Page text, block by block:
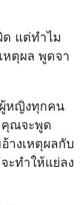
ด แต่ทำไม
หตุผล พูดจา
ผู้หญิงทุกคน
คุณจะพูด
างเหตุผลกับ
ะทำให้แย่ลง